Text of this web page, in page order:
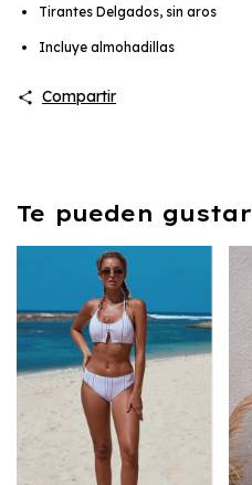
Tirantes Delgados, sin aros
Incluye almohadillas
Compartir
Te pueden gustar